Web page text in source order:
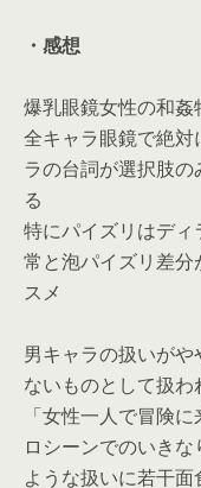
・感想
爆乳眼鏡女性の和姦
全キャラ眼鏡で絶
ラの台詞が選択肢
る
特にパイズリはデ
常と泡パイズリ差
スメ
男キャラの扱いが
ないものとして扱わ
「女性一人で冒険
ロシーンでのいき
ような扱いに若干面